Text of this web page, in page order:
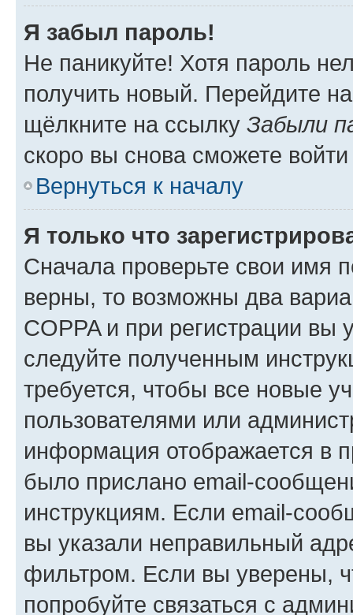
Я забыл пароль!
Не паникуйте! Хотя пароль
получить новый. Перейдите
щёлкните на ссылку Забыли
скоро вы снова сможете
Вернуться к началу
Я только что
Сначала проверьте свои имя
верны, то возможны два
COPPA и при регистрации вы
следуйте полученным
требуется, чтобы все новые
пользователями или
информация отображается в
было прислано email-
инструкциям. Если email-
вы указали неправильный
фильтром. Если вы уверены,
попробуйте связаться с